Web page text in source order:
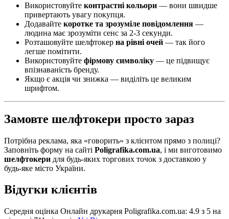
Використовуйте контрастні кольори — вони швидше
привертають увагу покупця.
Додавайте коротке та зрозуміле повідомлення —
людина має зрозуміти сенс за 2-3 секунди.
Розташовуйте шелфтокер на рівні очей — так його
легше помітити.
Використовуйте фірмову символіку — це підвищує
впізнаваність бренду.
Якщо є акція чи знижка — виділіть це великим
шрифтом.
Замовте шелфтокери просто зараз
Потрібна реклама, яка «говорить» з клієнтом прямо з полиці?
Заповніть форму на сайті Poligrafika.com.ua, і ми виготовимо
шелфтокери для будь-яких торгових точок з доставкою у
будь-яке місто України.
Відугки клієнтів
Середня оцінка Онлайн друкарня Poligrafika.com.ua: 4.9 з 5 на